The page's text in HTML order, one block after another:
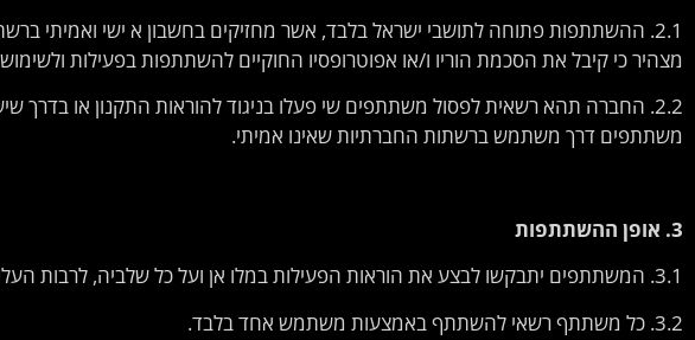
מצהיר כי קיבל את הסכמת הוריו ו/או אפוטרופסיו החוקיים להשתתפות בפעילות
2.2. החברה תהא רשאית לפסול משתתפים שי פעלו בניגוד להוראות התקנון או
משתתפים דרך משתמש ברשתות החברתיות שאינו אמיתי.
3. אופן ההשתתפות
3.1. המשתתפים יתבקשו לבצע את הוראות הפעילות במלו אן ועל כל שלביה, לרבות העלאת תגובה, סרטון, תמונה, תוכן או כל פעילות אחרת שתידרש.
3.2. כל משתתף רשאי להשתתף באמצעות משתמש אחד בלבד.